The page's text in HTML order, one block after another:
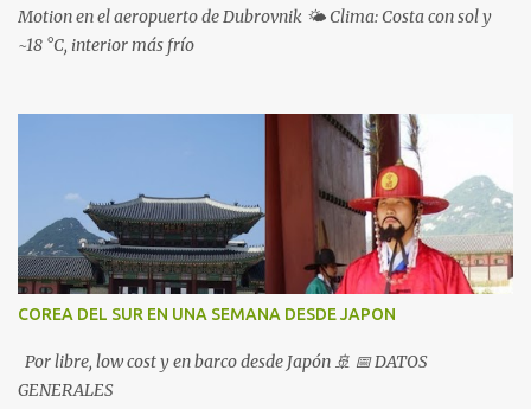
Motion en el aeropuerto de Dubrovnik 🌤️ Clima: Costa con sol y
~18 °C, interior más frío
COREA DEL SUR EN UNA SEMANA DESDE JAPON
Por libre, low cost y en barco desde Japón 🚢 📅 DATOS
GENERALES